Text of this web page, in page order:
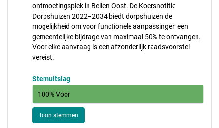
ontmoetingsplek in Beilen-Oost. De Koersnotitie
Dorpshuizen 2022–2034 biedt dorpshuizen de
mogelijkheid om voor functionele aanpassingen een
gemeentelijke bijdrage van maximaal 50% te ontvangen.
Voor elke aanvraag is een afzonderlijk raadsvoorstel
vereist.
Stemuitslag
100% Voor
Toon stemmen